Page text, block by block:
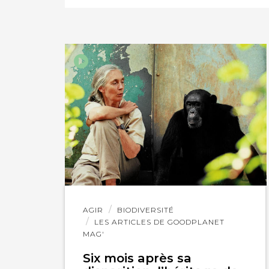
sillonnent notre
Méryl Pinque 10
Les poissons sont
fondamentaux
AGIR
BIODIVERSITÉ
LES ARTICLES DE GOODPLANET
MAG'
Six mois après sa
Lire
l'article